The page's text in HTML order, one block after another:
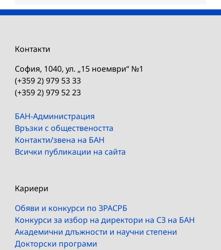
Контакти
София, 1040, ул. „15 ноември“ №1
(+359 2) 979 53 33
(+359 2) 979 52 23
БАН-Администрация
Връзки с обществеността
Контакти/звена на БАН
Всички публикации на сайта
Кариери
Обяви и конкурси по ЗРАСРБ
Конкурси за избор на директори на СЗ на БАН
Академични длъжности и научни степени
Докторски програми